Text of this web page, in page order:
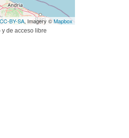
CC-BY-SA, Imagery ©Mapbox
y de acceso libre